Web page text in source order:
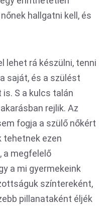
hallgatni kell, és
lehet rá készülni, tenni
saját, és a szülést
S a kulcs talán
rejlik. Az
fogja a szülő nőkért
tehetnek ezen
a megfelelő
a mi gyermekeink
színtereként,
pillanataként éljék